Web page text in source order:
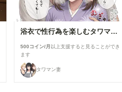
浴衣で性行為を楽しむタワマン妻【柳井由花】編
500コイン/月 以上支援すると見ることができ
ます
タワマン妻